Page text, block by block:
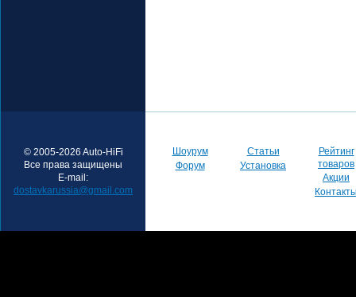
© 2005-2026 Auto-HiFi
Все права защищены
E-mail:
dostavkarussia@gmail.com
Шоурум
Форум
Статьи
Установка
Рейтинг
товаров
Акции